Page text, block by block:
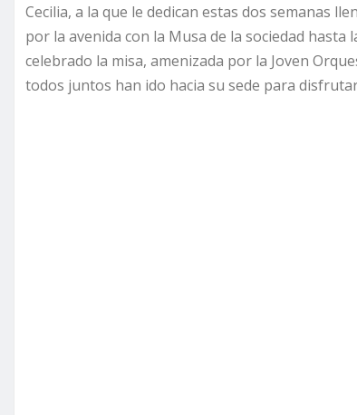
Cecilia, a la que le dedican estas dos semanas
por la avenida con la Musa de la sociedad
celebrado la misa, amenizada por la Joven
todos juntos han ido hacia su sede para